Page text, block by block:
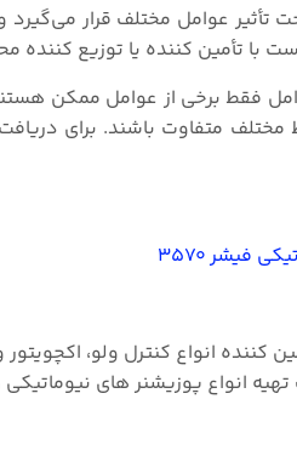
پوزیشنر فیشر ۳۵۸۲ تحت تأثیر عوامل
با تأمین کننده یا توزیع
مختلف متفاوت باشند. برای
فیشر ۳۵۷۰
کننده انواع کنترل ولو،
انواع پوزیشنر های